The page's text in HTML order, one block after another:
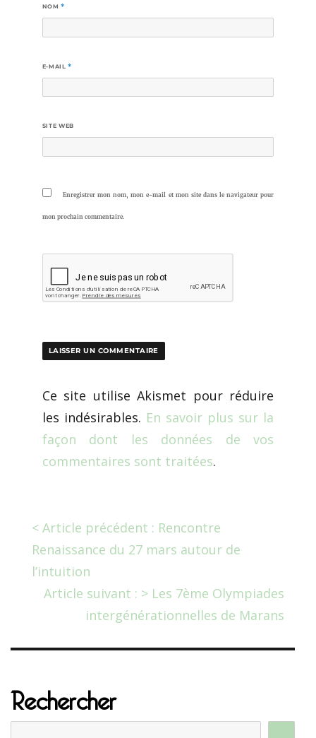
NOM*
E-MAIL*
SITE WEB
Enregistrer mon nom, mon e-mail et mon site dans le navigateur pour
mon prochain commentaire.
Ce site utilise Akismet pour réduire
les indésirables. En savoir plus sur la
façon dont les données de vos
commentaires sont traitées.
< Article précédent : Rencontre
Renaissance du 27 mars autour de
l’intuition
Article suivant : > Les 7ème Olympiades
intergénérationnelles de Marans
Rechercher